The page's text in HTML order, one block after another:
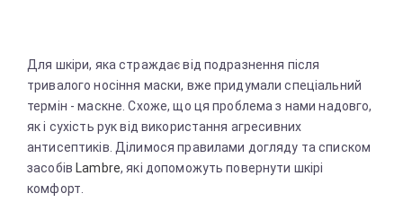
Для шкіри, яка страждає від подразнення після
тривалого носіння маски, вже придумали спеціальний
термін - маскне. Схоже, що ця проблема з нами надовго,
як і сухість рук від використання агресивних
антисептиків. Ділимося правилами догляду та списком
засобів Lambre, які допоможуть повернути шкірі
комфорт.